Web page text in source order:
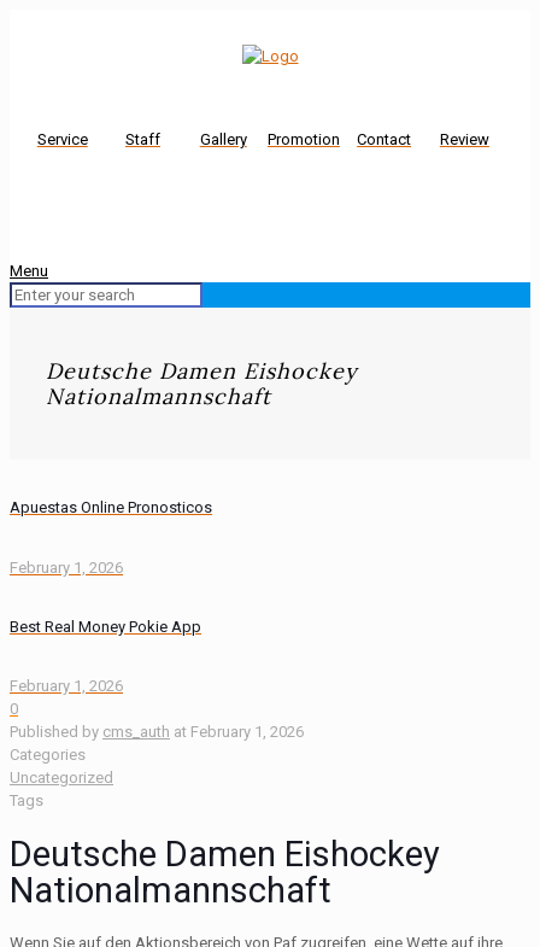
Service Staff Gallery Promotion Contact Review
Menu
Deutsche Damen Eishockey
Nationalmannschaft
Apuestas Online Pronosticos
February 1, 2026
Best Real Money Pokie App
February 1, 2026
0
Published by cms_auth at February 1, 2026
Categories
Uncategorized
Tags
Deutsche Damen Eishockey
Nationalmannschaft
Wenn Sie auf den Aktionsbereich von Paf zugreifen, eine Wette auf ihre